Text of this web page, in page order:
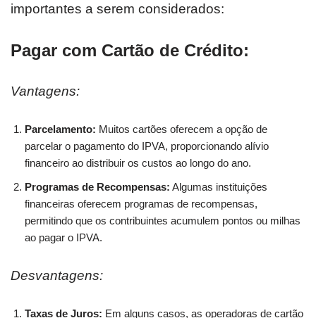
importantes a serem considerados:
Pagar com Cartão de Crédito:
Vantagens:
Parcelamento: Muitos cartões oferecem a opção de
parcelar o pagamento do IPVA, proporcionando alívio
financeiro ao distribuir os custos ao longo do ano.
Programas de Recompensas: Algumas instituições
financeiras oferecem programas de recompensas,
permitindo que os contribuintes acumulem pontos ou milhas
ao pagar o IPVA.
Desvantagens:
Taxas de Juros: Em alguns casos, as operadoras de cartão